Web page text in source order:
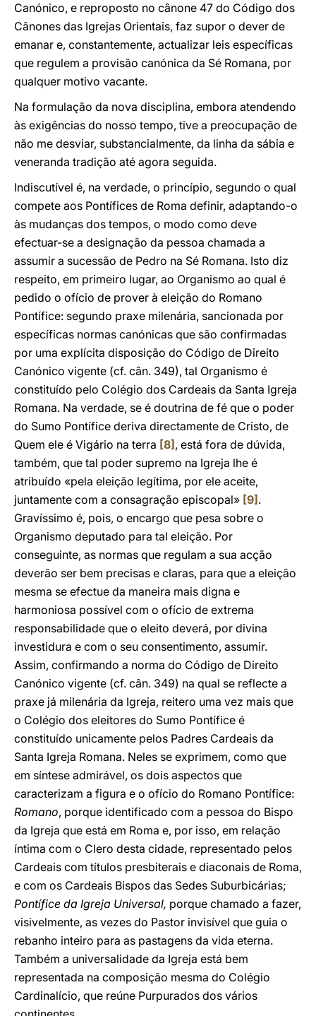
Canónico, e reproposto no cânone 47 do Código dos
Cânones das Igrejas Orientais, faz supor o dever de
emanar e, constantemente, actualizar leis específicas
que regulem a provisão canónica da Sé Romana, por
qualquer motivo vacante.
Na formulação da nova disciplina, embora atendendo
às exigências do nosso tempo, tive a preocupação de
não me desviar, substancialmente, da linha da sábia e
veneranda tradição até agora seguida.
Indiscutível é, na verdade, o princípio, segundo o qual
compete aos Pontífices de Roma definir, adaptando-o
às mudanças dos tempos, o modo como deve
efectuar-se a designação da pessoa chamada a
assumir a sucessão de Pedro na Sé Romana. Isto diz
respeito, em primeiro lugar, ao Organismo ao qual é
pedido o ofício de prover à eleição do Romano
Pontífice: segundo praxe milenária, sancionada por
específicas normas canónicas que são confirmadas
por uma explícita disposição do Código de Direito
Canónico vigente (cf. cân. 349), tal Organismo é
constituído pelo Colégio dos Cardeais da Santa Igreja
Romana. Na verdade, se é doutrina de fé que o poder
do Sumo Pontífice deriva directamente de Cristo, de
Quem ele é Vigário na terra [8] , está fora de dúvida,
também, que tal poder supremo na Igreja lhe é
atribuído «pela eleição legítima, por ele aceite,
juntamente com a consagração episcopal» [9] .
Gravíssimo é, pois, o encargo que pesa sobre o
Organismo deputado para tal eleição. Por
conseguinte, as normas que regulam a sua acção
deverão ser bem precisas e claras, para que a eleição
mesma se efectue da maneira mais digna e
harmoniosa possível com o ofício de extrema
responsabilidade que o eleito deverá, por divina
investidura e com o seu consentimento, assumir.
Assim, confirmando a norma do Código de Direito
Canónico vigente (cf. cân. 349) na qual se reflecte a
praxe já milenária da Igreja, reitero uma vez mais que
o Colégio dos eleitores do Sumo Pontífice é
constituído unicamente pelos Padres Cardeais da
Santa Igreja Romana. Neles se exprimem, como que
em síntese admirável, os dois aspectos que
caracterizam a figura e o ofício do Romano Pontífice:
Romano, porque identificado com a pessoa do Bispo
da Igreja que está em Roma e, por isso, em relação
íntima com o Clero desta cidade, representado pelos
Cardeais com títulos presbiterais e diaconais de Roma,
e com os Cardeais Bispos das Sedes Suburbicárias;
Pontífice da Igreja Universal, porque chamado a fazer,
visivelmente, as vezes do Pastor invisível que guia o
rebanho inteiro para as pastagens da vida eterna.
Também a universalidade da Igreja está bem
representada na composição mesma do Colégio
Cardinalício, que reúne Purpurados dos vários